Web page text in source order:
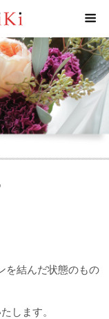
花屋四季
を結んだ状態のもの
します。